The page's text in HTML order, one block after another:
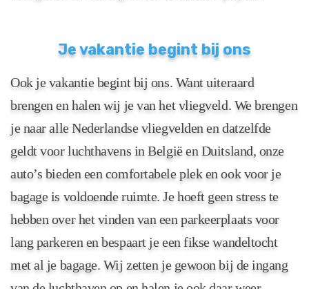
Je vakantie begint bij ons
Ook je vakantie begint bij ons. Want uiteraard
brengen en halen wij je van het vliegveld. We brengen
je naar alle Nederlandse vliegvelden en datzelfde
geldt voor luchthavens in België en Duitsland, onze
auto’s bieden een comfortabele plek en ook voor je
bagage is voldoende ruimte. Je hoeft geen stress te
hebben over het vinden van een parkeerplaats voor
lang parkeren en bespaart je een fikse wandeltocht
met al je bagage. Wij zetten je gewoon bij de ingang